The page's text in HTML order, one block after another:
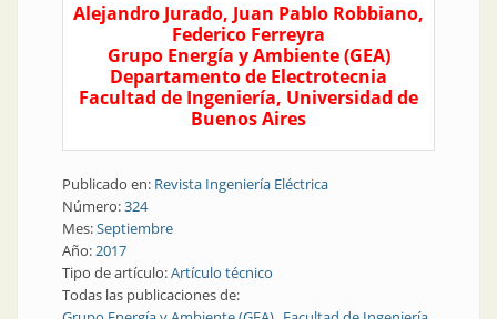
Alejandro Jurado, Juan Pablo Robbiano,
Federico Ferreyra
Grupo Energía y Ambiente (GEA)
Departamento de Electrotecnia
Facultad de Ingeniería, Universidad de
Buenos Aires
Publicado en: Revista Ingeniería Eléctrica
Número:324
Mes:Septiembre
Año:2017
Tipo de artículo:Artículo técnico
Todas las publicaciones de: